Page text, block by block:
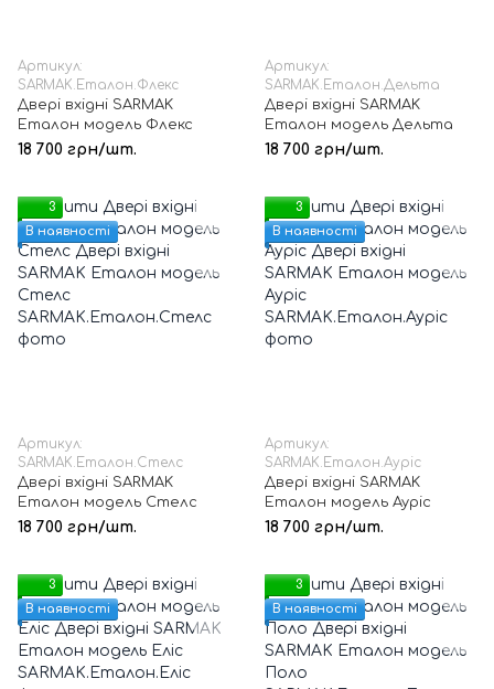
Артикул:
SARMAK.Еталон.Флекс
Двері вхідні SARMAK
Еталон модель Флекс
18 700 грн/шт.
Артикул:
SARMAK.Еталон.Дельта
Двері вхідні SARMAK
Еталон модель Дельта
18 700 грн/шт.
3
В наявності
Артикул:
SARMAK.Еталон.Стелс
Двері вхідні SARMAK
Еталон модель Стелс
18 700 грн/шт.
3
В наявності
Артикул:
SARMAK.Еталон.Ауріс
Двері вхідні SARMAK
Еталон модель Ауріс
18 700 грн/шт.
3
В наявності
3
В наявності